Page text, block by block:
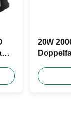
20W